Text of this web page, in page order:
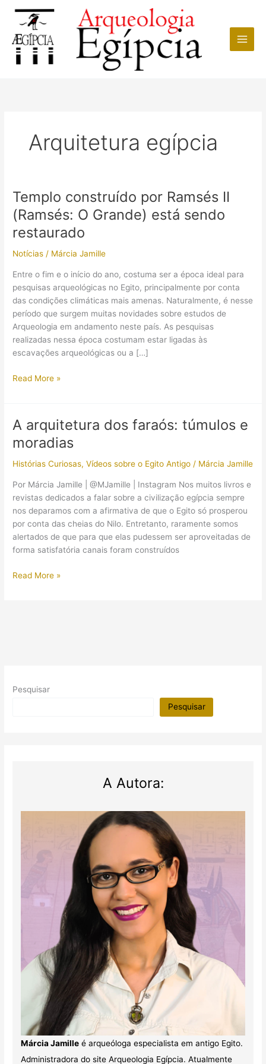
conteúdo
Arquitetura egípcia
Templo construído por Ramsés II
(Ramsés: O Grande) está sendo
restaurado
Notícias / Márcia Jamille
Entre o fim e o início do ano, costuma ser a época ideal para
pesquisas arqueológicas no Egito, principalmente por conta
das condições climáticas mais amenas. Naturalmente, é nesse
período que surgem muitas novidades sobre estudos de
Arqueologia em andamento neste país. As pesquisas
realizadas nessa época costumam estar ligadas às
escavações arqueológicas ou a […]
Templo
II
(Ramsés:
Grande)
está
sendo
restaurado
Read More »
A arquitetura dos faraós: túmulos e
moradias
Histórias Curiosas,Vídeos sobre o Egito Antigo / Márcia Jamille
Por Márcia Jamille | @MJamille | Instagram Nos muitos livros e
revistas dedicados a falar sobre a civilização egípcia sempre
nos deparamos com a afirmativa de que o Egito só prosperou
por conta das cheias do Nilo. Entretanto, raramente somos
alertados de que para que elas pudessem ser aproveitadas de
forma satisfatória canais foram construídos
A
Read More »
Pesquisar
Pesquisar
A Autora:
Márcia Jamilleé arqueóloga especialista em antigo Egito.
Administradora do site Arqueologia Egípcia. Atualmente